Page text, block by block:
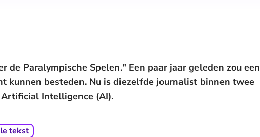
de Paralympische Spelen." Een paar jaar geleden zou een
kunnen besteden. Nu is diezelfde journalist binnen twee
Intelligence (AI).
tekst